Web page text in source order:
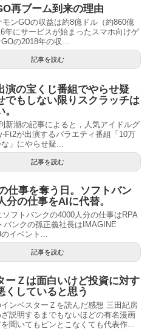
再ブーム到来の理由
モンGOの収益は約8億ドル（約860億
年にサービスが始まったスマホ向けゲ
の2018年の収...
記事を読む
演の宝くじ番組でやらせ疑
でもしない限りスクラッチは
新潮の記事によると，人気アイドルグ
Ft2が出演するバラエティ番組「10万
」にやらせ疑...
記事を読む
仕事を奪う日。ソフトバン
分の仕事をAIに代替。
ソフトバンクの4000人分の仕事はRPA
バンクの孫正義社長はIMAGINE
イベント...
記事を読む
ーＺは面白いけど投資に対す
くしていると思う
ンベスターＺを読んだ感想 三田紀房
説明するまでもないほどの有名漫画
聞いてもピンとこなくても代表作...